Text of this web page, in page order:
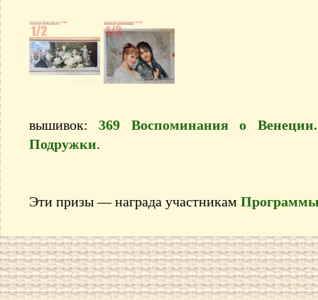
вышивок:369 Воспоминания о
Подружки.
Эти призы — награда участникам